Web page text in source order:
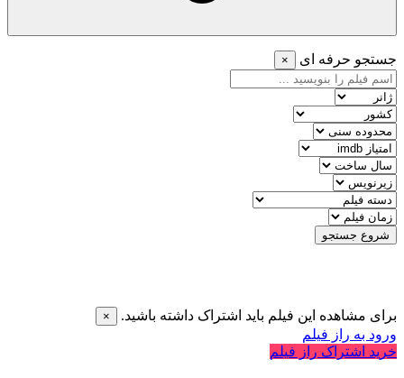
جستجو حرفه ای ×
شروع جستجو
برای مشاهده این فیلم باید اشتراک داشته باشید. ×
ورود به راز فیلم
خرید اشتراک راز فیلم